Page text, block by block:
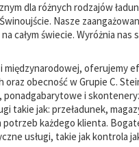
dla różnych rodzajów
Nasze
świecie. Wyróżnia nas
oferujemy
obecność w Grupie C.
i
takie jak: przeładunek,
każdego klienta.
usługi, takie jak kontrola